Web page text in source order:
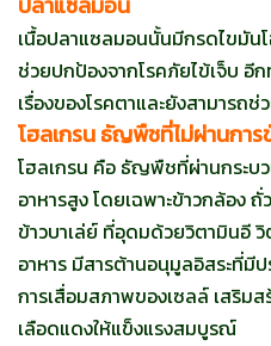
เนื้อปลาแซลมอนนั้นมีกรดไขมันโ
ช่วยปกป้องจากโรคภัยไข้เจ็บ อี
เรื่องของโรคตาและยังสามารถ
โฮลเกรน ธัญพืชที่ไม่ผ่านกา
โฮลเกรน คือ ธัญพืชที่ผ่านกระบ
อาหารสูง โดยเฉพาะข้าวกล้อง
ข้าวบาเล่ย์ ที่อุดมด้วยวิตามินอี
อาหาร มีสารต้านอนุมูลอิสระที่มี
การเสื่อมสภาพของเซลล์ เสริมส
เลือดแดงให้แข็งแรงสมบูรณ์